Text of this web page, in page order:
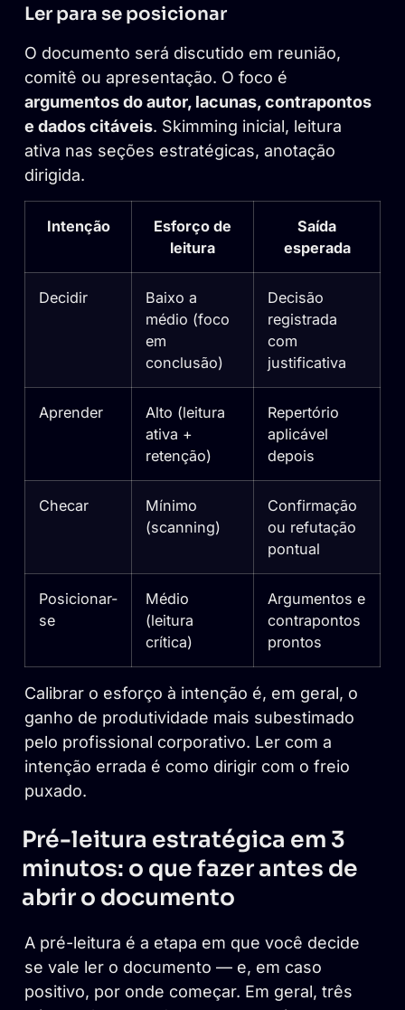
Ler para se posicionar
O documento será discutido em reunião,
comitê ou apresentação. O foco é
argumentos do autor, lacunas, contrapontos
e dados citáveis. Skimming inicial, leitura
ativa nas seções estratégicas, anotação
dirigida.
Intenção
Esforço de
leitura
Saída
esperada
Decidir
Baixo a
médio (foco
em
conclusão)
Decisão
registrada
com
justificativa
Aprender
Alto (leitura
ativa +
retenção)
Repertório
aplicável
depois
Checar
Mínimo
(scanning)
Confirmação
ou refutação
pontual
Posicionar-
se
Médio
(leitura
crítica)
Argumentos e
contrapontos
prontos
Calibrar o esforço à intenção é, em geral, o
ganho de produtividade mais subestimado
pelo profissional corporativo. Ler com a
intenção errada é como dirigir com o freio
puxado.
Pré-leitura estratégica em 3
minutos: o que fazer antes de
abrir o documento
A pré-leitura é a etapa em que você decide
se vale ler o documento — e, em caso
positivo, por onde começar. Em geral, três